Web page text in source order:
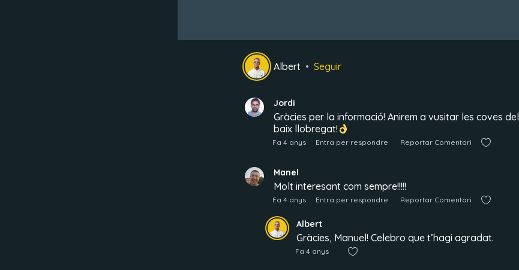
Albert Seguir
Jordi
Gràcies per la informació! Anirem a vusitar les coves del
baix llobregat!
Fa 4 anys Entra per respondre Reportar Comentari
Manel
Molt interesant com sempre!!!!!
Fa 4 anys Entra per respondre Reportar Comentari
Albert
Gràcies, Manuel! Celebro que t’hagi agradat.
Fa 4 anys